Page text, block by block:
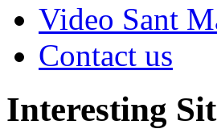
Video Sant
Contact us
Interesting